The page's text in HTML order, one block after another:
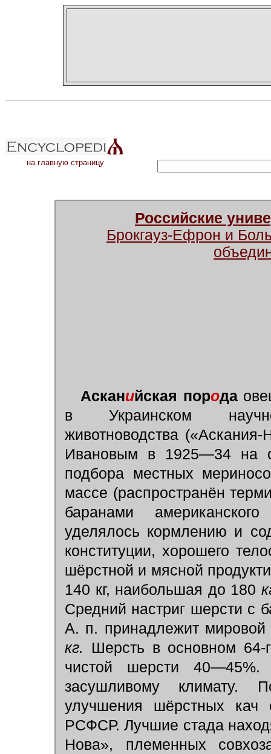
на главную страницу
Российские
Брокгауз-Ефрон и
Асканийская порода
в Украинском научно-
животноводства
Ивановым в 1925—34 на
подбора местных
массе (распространён
баранами
уделялось кормлению и
конституции, хорошего
шёрстной и мясной
140 кг, наибольшая до 180
Средний настриг шерсти с
А. п. принадлежит
кг.
Шерсть в основном
чистой шерсти
засушливому климату.
улучшения шёрстных
РСФСР. Лучшие стада
Нова», племенных